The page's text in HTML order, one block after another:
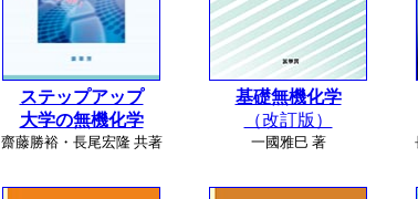
ステップアップ
大学の無機化学
齋藤勝裕・長尾宏隆 共著
基礎無機化学
（改訂版）
一國雅巳 著